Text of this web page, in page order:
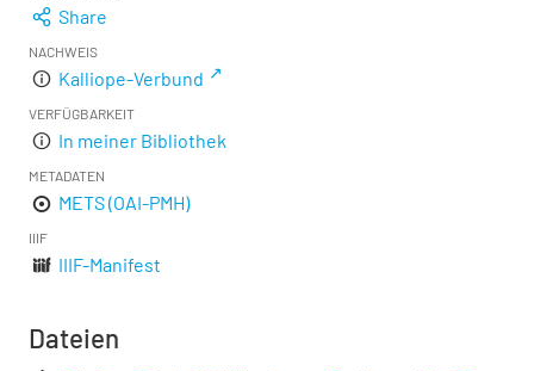
Share
NACHWEIS
Kalliope-Verbund
VERFÜGBARKEIT
In meiner Bibliothek
METADATEN
METS (OAI-PMH)
IIIF
IIIF-Manifest
Dateien